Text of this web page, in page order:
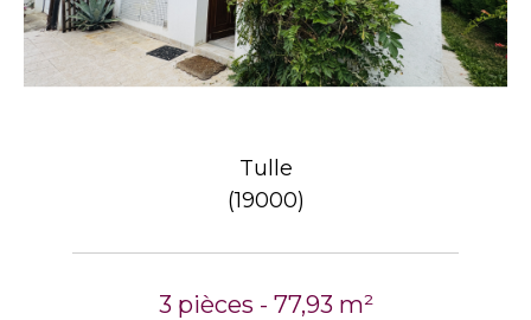
Tulle
(19000)
3 pièces - 77,93 m²